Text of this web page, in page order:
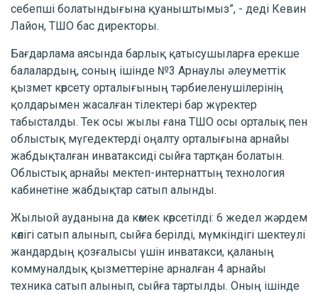
себепші болатындығына қуаныштымыз”, - деді Кевин
Лайон, ТШО бас директоры.
Бағдарлама аясында барлық қатысушыларға ерекше
балалардың, соның ішінде №3 Арнаулы әлеуметтік
қызмет көрсету орталығының тәрбиеленушілерінің
қолдарымен жасалған тілектері бар жүректер
табысталды. Тек осы жылы ғана ТШО осы орталық пен
облыстық мүгедектерді оңалту орталығына арнайы
жабдықталған инватаксиді сыйға тартқан болатын.
Облыстық арнайы мектеп-интернаттың технология
кабинетіне жабдықтар сатып алынды.
Жылыой ауданына да көмек көрсетілді: 6 жедел жәрдем
көлігі сатып алынып, сыйға берілді, мүмкіндігі шектеулі
жандардың қозғалысы үшін инватакси, қаланың
коммуналдық қызметтеріне арналған 4 арнайы
техника сатып алынып, сыйға тартылды. Оның ішінде